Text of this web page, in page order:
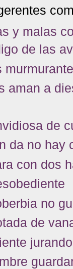
y malas
de las
aman a
de
da no hay
con dos
no
de